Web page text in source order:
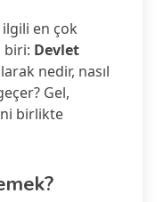
en çok
biri: Devlet
nedir, nasıl
Gel,
birlikte